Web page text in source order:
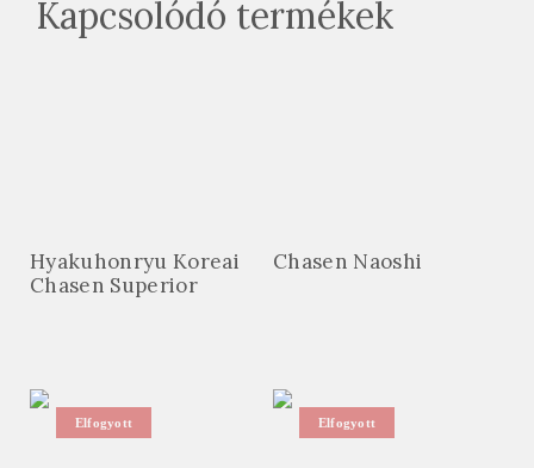
Kapcsolódó termékek
Hyakuhonryu Koreai
Chasen Superior
Chasen Naoshi
Elfogyott Elfogyott